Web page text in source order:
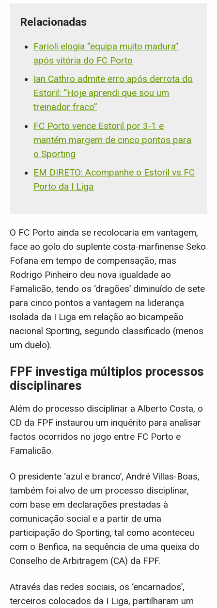
Relacionadas
Farioli elogia “equipa muito madura”
após vitória do FC Porto
Ian Cathro admite erro após derrota do
Estoril: “Hoje aprendi que sou um
treinador fraco”
FC Porto vence Estoril por 3-1 e
mantém margem de cinco pontos para
o Sporting
EM DIRETO: Acompanhe o Estoril vs FC
Porto da I Liga
O FC Porto ainda se recolocaria em vantagem,
face ao golo do suplente costa-marfinense Seko
Fofana em tempo de compensação, mas
Rodrigo Pinheiro deu nova igualdade ao
Famalicão, tendo os ‘dragões’ diminuído de sete
para cinco pontos a vantagem na liderança
isolada da I Liga em relação ao bicampeão
nacional Sporting, segundo classificado (menos
um duelo).
FPF investiga múltiplos processos
disciplinares
Além do processo disciplinar a Alberto Costa, o
CD da FPF instaurou um inquérito para analisar
factos ocorridos no jogo entre FC Porto e
Famalicão.
O presidente ‘azul e branco’, André Villas-Boas,
também foi alvo de um processo disciplinar,
com base em declarações prestadas à
comunicação social e a partir de uma
participação do Sporting, tal como aconteceu
com o Benfica, na sequência de uma queixa do
Conselho de Arbitragem (CA) da FPF.
Através das redes sociais, os ‘encarnados’,
terceiros colocados da I Liga, partilharam um